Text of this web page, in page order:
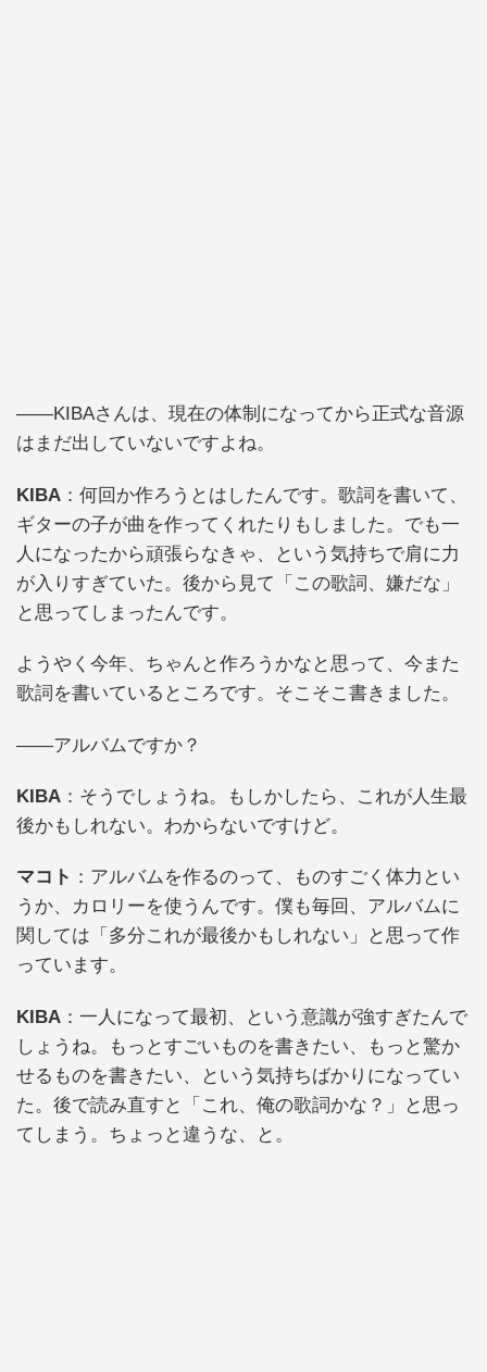
――KIBAさんは、現在の体制になってから正式な音源
はまだ出していないですよね。
KIBA ：何回か作ろうとはしたんです。歌詞を書いて、
ギターの子が曲を作ってくれたりもしました。でも一
人になったから頑張らなきゃ、という気持ちで肩に力
が入りすぎていた。後から見て「この歌詞、嫌だな」
と思ってしまったんです。
ようやく今年、ちゃんと作ろうかなと思って、今また
歌詞を書いているところです。そこそこ書きました。
――アルバムですか？
KIBA ：そうでしょうね。もしかしたら、これが人生最
後かもしれない。わからないですけど。
マコト ：アルバムを作るのって、ものすごく体力とい
うか、カロリーを使うんです。僕も毎回、アルバムに
関しては「多分これが最後かもしれない」と思って作
っています。
KIBA ：一人になって最初、という意識が強すぎたんで
しょうね。もっとすごいものを書きたい、もっと驚か
せるものを書きたい、という気持ちばかりになってい
た。後で読み直すと「これ、俺の歌詞かな？」と思っ
てしまう。ちょっと違うな、と。